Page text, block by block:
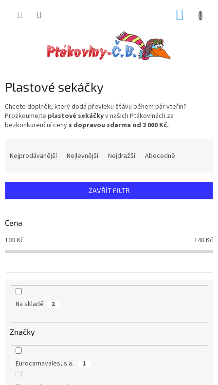
Plastové sekáčky
Chcete doplněk, který dodá převleku šťávu během pár vteřin?
Prozkoumejte plastové sekáčkyv našich Ptákovinách za
bezkonkurenční ceny s dopravou zdarma od 2 000 Kč.
í
r
o
d
u
t
ů
Nejprodávanější Nejlevnější Nejdražší Abecedně
ZAVŘÍT FILTR
Cena
103 Kč 148 Kč
Na skladě 2
Značky
Eurocarnavales, s.a. 1